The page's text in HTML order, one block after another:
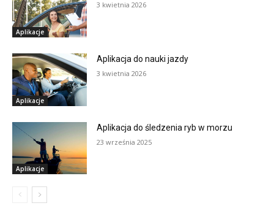
Aplikacje
3 kwietnia 2026
Aplikacje
Aplikacja do nauki jazdy
3 kwietnia 2026
Aplikacje
Aplikacja do śledzenia ryb w morzu
23 września 2025